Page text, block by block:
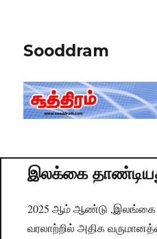
Sooddram
இலக்கை
2025 ஆம் ஆண்டு
வரலாற்றில் அதிக